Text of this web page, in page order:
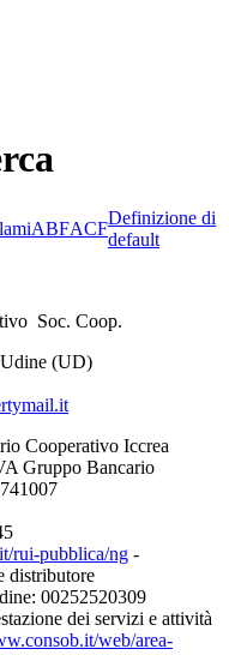
ABFACF
Definizione di
default
Soc. Coop.
Udine (UD)
Cooperativo Iccrea
Gruppo Bancario
rui-pubblica/ng -
distributore
00252520309
dei servizi e attività
web/area-